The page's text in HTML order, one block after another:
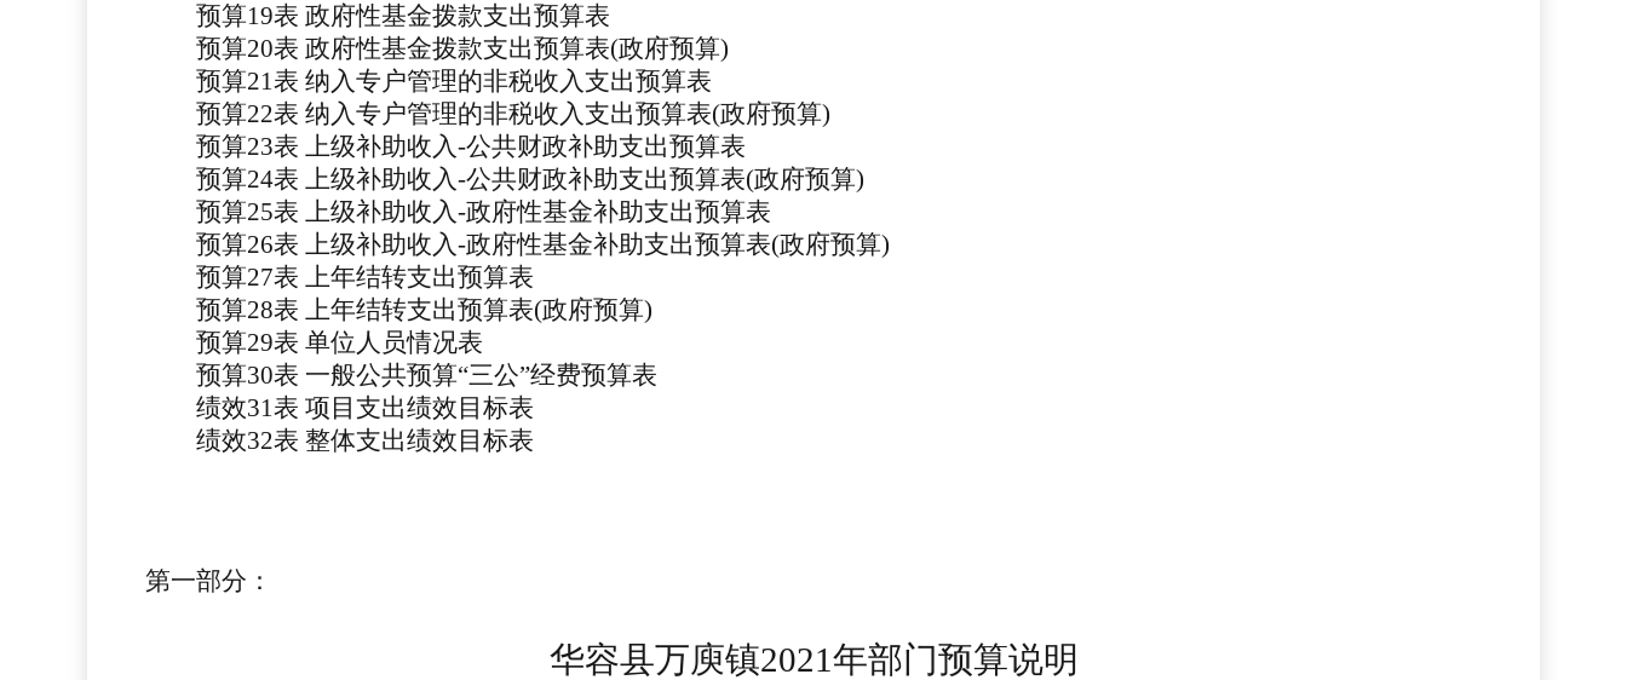
预算19表 政府性基金拨款支出预算表
预算20表 政府性基金拨款支出预算表(政府预算)
预算21表 纳入专户管理的非税收入支出预算表
预算22表 纳入专户管理的非税收入支出预算表(政府预算)
预算23表 上级补助收入-公共财政补助支出预算表
预算24表 上级补助收入-公共财政补助支出预算表(政府预算)
预算25表 上级补助收入-政府性基金补助支出预算表
预算26表 上级补助收入-政府性基金补助支出预算表(政府预算)
预算27表 上年结转支出预算表
预算28表 上年结转支出预算表(政府预算)
预算29表 单位人员情况表
预算30表 一般公共预算“三公”经费预算表
绩效31表 项目支出绩效目标表
绩效32表 整体支出绩效目标表
第一部分：
华容县万庾镇2021年部门预算说明